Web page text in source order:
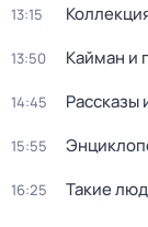
13:15
13:50 Кайман и
14:45 Рассказы
15:55
16:25 Такие